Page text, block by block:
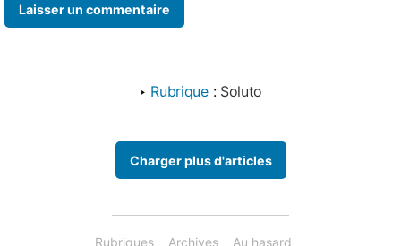
‣ Rubrique : Soluto
Charger plus d'articles
Rubriques Archives Au hasard